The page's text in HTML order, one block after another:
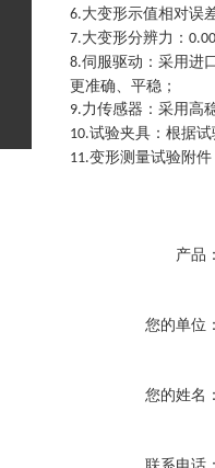
6.大变形示值相对误
7.大变形分辨力 ：
8.伺服驱动 ： 采用进
更准确、平稳 ；
9.力传感器 ： 采用高
10.试验夹具 ： 根据
11.变形测量试验附件
产品
您的单位
您的姓名